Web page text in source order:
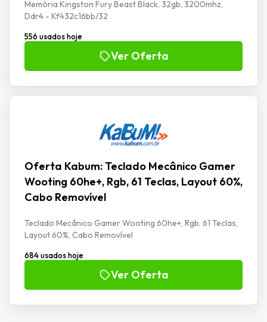
Memória Kingston Fury Beast Black, 32gb, 3200mhz,
Ddr4 - Kf432c16bb/32
556 usados hoje
Ver Oferta
Oferta Kabum: Teclado Mecânico Gamer
Wooting 60he+, Rgb, 61 Teclas, Layout 60%,
Cabo Removível
Teclado Mecânico Gamer Wooting 60he+, Rgb, 61 Teclas,
Layout 60%, Cabo Removível
684 usados hoje
Ver Oferta